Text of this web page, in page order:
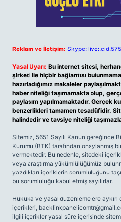
Reklam ve İletişim: Skype:
Yasal Uyarı: Bu internet sitesi,
şirketi ile hiçbir bağlantısı
hazırladığımız makaleler
haber niteliği taşımamakta olup,
paylaşım yapılmamaktadır. Gerçek
benzerlikleri tamamen tesadüfidir.
halindedir ve tavsiye niteliği
Sitemiz, 5651 Sayılı Kanun gereğince
Kurumu (BTK) tarafından onaylanmış
vermektedir. Bu nedenle, sitedeki
veya araştırma yükümlülüğümüz
yazdıkları içeriklerin sorumluluğunu
bu sorumluluğu kabul etmiş sayılırlar.
Hukuka ve yasal düzenlemelere
içerikleri,
ilgili içerikler yasal süre içerisinde